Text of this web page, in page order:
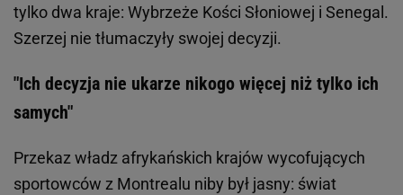
tylko dwa kraje: Wybrzeże Kości Słoniowej i Senegal.
Szerzej nie tłumaczyły swojej decyzji.
"Ich decyzja nie ukarze nikogo więcej niż tylko ich
samych"
Przekaz władz afrykańskich krajów wycofujących
sportowców z Montrealu niby był jasny: świat